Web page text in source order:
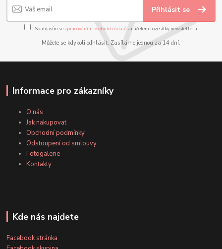
Přihlásit se
Souhlasím se zpracováním osobních údajůza účelem rozesílky newsletteru.
Můžete se kdykoli odhlásit. Zasíláme jednou za 14 dní.
Informace pro zákazníky
O nás
Jak nakupovat
Obchodní podmínky
Odstoupení od smlouvy
Fotogalerie
Kontakty
Kde nás najdete
Facebook stránka